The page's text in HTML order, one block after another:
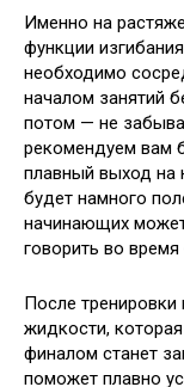
Именно на
функции
необходимо
началом занятий
потом — не
рекомендуем вам
плавный выход на
будет намного
начинающих
говорить во
После
жидкости,
финалом станет
поможет плавно